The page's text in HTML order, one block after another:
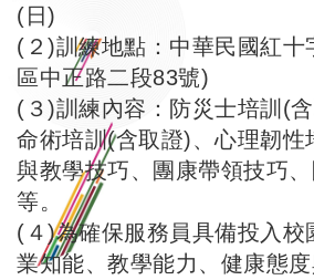
(日)
(２)訓練地點：中華民國紅十
區中正路二段83號)
(３)訓練內容：防災士培訓(
命術培訓(含取證)、心理韌性
與教學技巧、團康帶領技巧
等。
(４)為確保服務員具備投入校
業知能、教學能力、健康態